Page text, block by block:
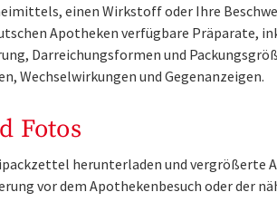
einen Wirkstoff oder Ihre
Apotheken verfügbare Präparate,
Darreichungsformen und
Wechselwirkungen und Gegenanzeigen.
Fotos
herunterladen und vergrößerte
vor dem Apothekenbesuch oder der